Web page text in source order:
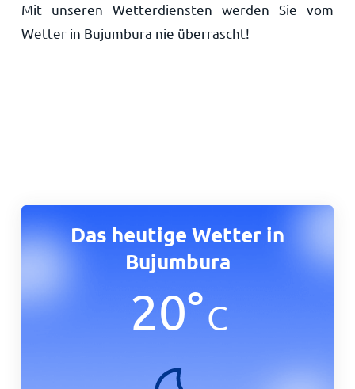
Mit unseren Wetterdiensten werden Sie vom
Wetter in Bujumbura nie überrascht!
Das heutige Wetter in
Bujumbura
20°C